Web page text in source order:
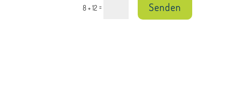
8 + 12 = Senden